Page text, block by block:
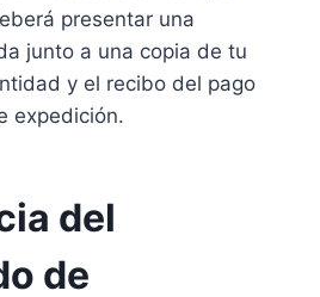
presentar una
junto a una copia de tu
y el recibo del pago
expedición.
del
de